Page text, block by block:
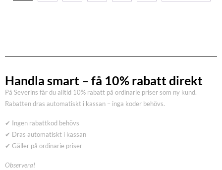
Handla smart – få 10% rabatt direkt
På Severins får du alltid 10% rabatt på ordinarie priser som ny kund.
Rabatten dras automatiskt i kassan – inga koder behövs.
✔ Ingen rabattkod behövs
✔ Dras automatiskt i kassan
✔ Gäller på ordinarie priser
Observera!